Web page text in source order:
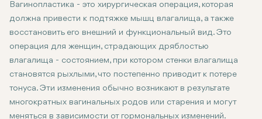
физический комфорт, так и уверенность в себе, повысить
сексуальное удовлетворение и общее качество жизни. В
этом руководстве мы расскажем о преимуществах самой
процедуры и о том, чего вы можете ожидать до и после
операции вагинопластики.
Вагинопластика - это хирургическая операция, которая
должна привести к подтяжке мышц влагалища, а также
восстановить его внешний и функциональный вид. Это
операция для женщин, страдающих дряблостью
влагалища - состоянием, при котором стенки влагалища
становятся рыхлыми, что постепенно приводит к потере
тонуса. Эти изменения обычно возникают в результате
многократных вагинальных родов или старения и могут
меняться в зависимости от гормональных изменений.